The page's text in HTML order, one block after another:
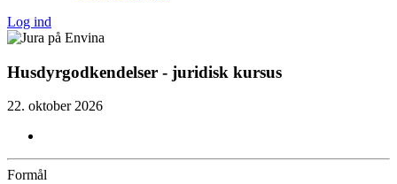
Log ind
Husdyrgodkendelser - juridisk kursus
22. oktober 2026
Formål